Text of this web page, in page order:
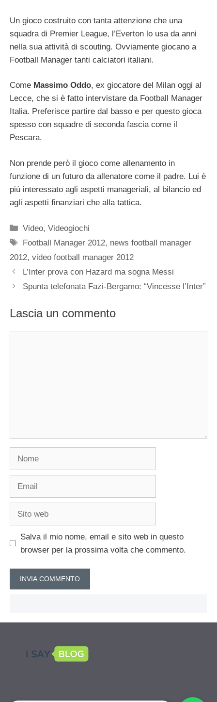
Un gioco costruito con tanta attenzione che una
squadra di Premier League, l’Everton lo usa da anni
nella sua attività di scouting. Ovviamente giocano a
Football Manager tanti calciatori italiani.
Come Massimo Oddo, ex giocatore del Milan oggi al
Lecce, che si è fatto intervistare da Football Manager
Italia. Preferisce partire dal basso e per questo gioca
spesso con squadre di seconda fascia come il
Pescara.
Non prende però il gioco come allenamento in
funzione di un futuro da allenatore come il padre. Lui è
più interessato agli aspetti manageriali, al bilancio ed
agli aspetti finanziari che alla tattica.
Categorie
Video,Videogiochi
Tag
Football Manager 2012, news football manager
2012, video football manager 2012
L’Inter prova con Hazard ma sogna Messi
Spunta telefonata Fazi-Bergamo: “Vincesse l’Inter”
Lascia un commento
Salva il mio nome, email e sito web in questo
browser per la prossima volta che commento.